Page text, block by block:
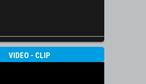
VIDEO - CLIP